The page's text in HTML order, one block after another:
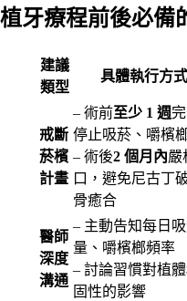
植牙療程前後必備
建議
類型
具體執行方式
戒斷
菸檳
計畫
– 術前至少 1 週
停止吸菸、嚼檳
– 術後2 個月內嚴
口，避免尼古丁
骨癒合
醫師
深度
溝通
– 主動告知每日
量、嚼檳榔頻率
– 討論習慣對植
固性的影響